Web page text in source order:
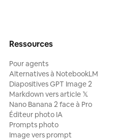
Ressources
Pour agents
Alternatives à NotebookLM
Diapositives GPT Image 2
Markdown vers article 𝕏
Nano Banana 2 face à Pro
Éditeur photo IA
Prompts photo
Image vers prompt